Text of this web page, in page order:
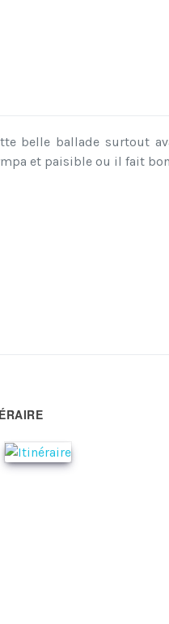
belle ballade surtout
et paisible ou il fait